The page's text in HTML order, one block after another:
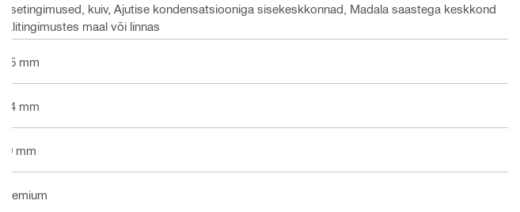
Sisetingimused, kuiv, Ajutise kondensatsiooniga sisekeskkonnad, Madala saastega keskkond
välitingimustes maal või linnas
6.5 mm
0.4 mm
10 mm
Premium